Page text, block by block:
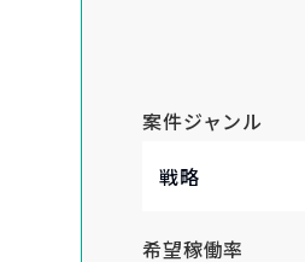
案件ジャンル
希望稼働率